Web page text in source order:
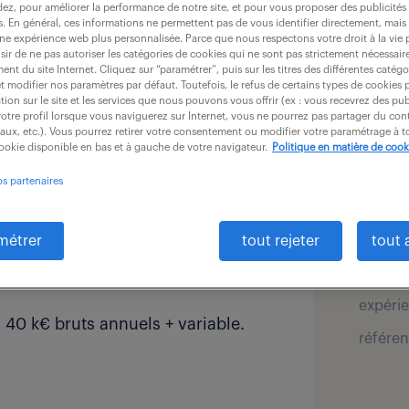
l'intégralité du processus de
faites de la veille active
les CCTP, vous réalisez un
le mémoire technique.
contractualisation des marchés
de votre exercice.
k€ bruts annuels + variable.
offre
secteur
pour améliorer la performance de notre site, et pour vous proposer des publicités
En général, ces informations ne permettent pas de vous identifier directement,
expérience web plus personnalisée. Parce que nous respectons votre droit à la vie
de ne pas autoriser les catégories de cookies qui ne sont pas strictement
du site Internet. Cliquez sur “paramétrer”, puis sur les titres des différentes
modifier nos paramètres par défaut. Toutefois, le refus de certains types de cookies
sur le site et les services que nous pouvons vous offrir (ex : vous recevrez des
profil lorsque vous naviguerez sur Internet, vous ne pourrez pas partager du
etc.). Vous pourrez retirer votre consentement ou modifier votre paramétrage à
disponible en bas et à gauche de votre navigateur.
Politique en matière de
partenaires
tout rejeter tout